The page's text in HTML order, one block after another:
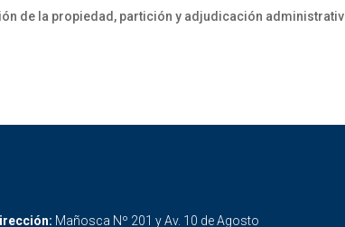
de la propiedad, partición y adjudicación
Mañosca Nº 201 y Av. 10 de Agosto